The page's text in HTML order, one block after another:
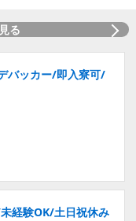
る
バッカー/即入寮可/
経験OK/土日祝休み